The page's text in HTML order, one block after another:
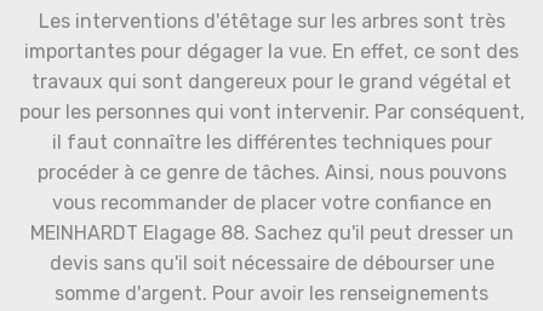
Les interventions d'étêtage sur les arbres sont très
importantes pour dégager la vue. En effet, ce sont des
travaux qui sont dangereux pour le grand végétal et
pour les personnes qui vont intervenir. Par conséquent,
il faut connaître les différentes techniques pour
procéder à ce genre de tâches. Ainsi, nous pouvons
vous recommander de placer votre confiance en
MEINHARDT Elagage 88. Sachez qu'il peut dresser un
devis sans qu'il soit nécessaire de débourser une
somme d'argent. Pour avoir les renseignements